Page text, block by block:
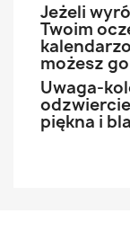
Jeżeli
Twoim
możesz
Uwaga-
piękna i